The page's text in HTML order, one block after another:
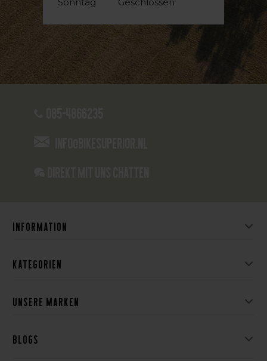
Information
Kategorien
Unsere Marken
Blogs